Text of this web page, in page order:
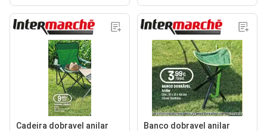
Cadeira dobravel anilar Banco dobravel anilar